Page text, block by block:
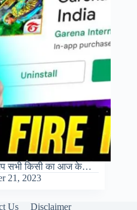
सभी किसी का आज के…
21, 2023
Us Disclaimer